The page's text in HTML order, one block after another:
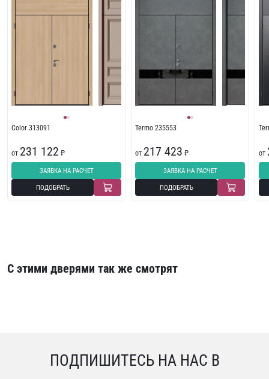
Color 313091
от 231 122 ₽
ЗАЯВКА НА РАСЧЕТ
ПОДОБРАТЬ
Termo 235553
от 217 423 ₽
ЗАЯВКА НА РАСЧЕТ
ПОДОБРАТЬ
от
С этими дверями так же смотрят
ПОДПИШИТЕСЬ НА НАС В